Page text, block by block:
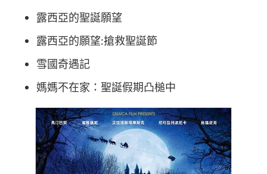
露西亞的聖誕願望
露西亞的願望:搶救聖誕節
雪國奇遇記
媽媽不在家：聖誕假期凸槌中